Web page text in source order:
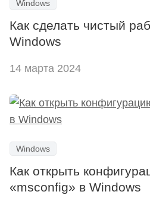
Windows
Как сделать чистый
Windows
14 марта 2024
Windows
Как открыть
«msconfig» в Windows